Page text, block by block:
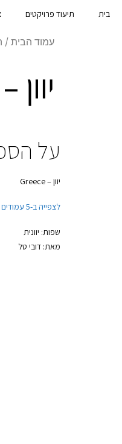
בית תיעוד פרויקטים
עמוד הבית /
יוון – Greece
על
יוון – Greece
לצפייה ב-5 עמודים ראשונים של הספר
שפות: יוונית
מאת: דובי טל